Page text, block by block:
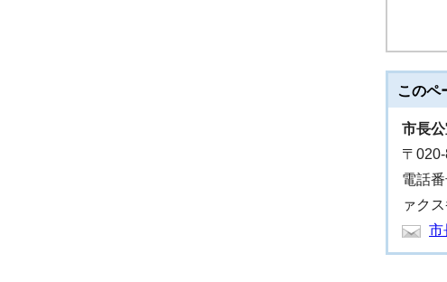
このペ
市長
〒
電話
ァク
市